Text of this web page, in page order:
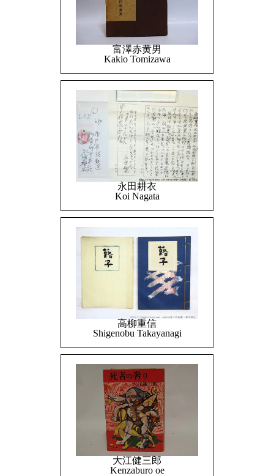
富澤赤黄男
Kakio Tomizawa
永田耕衣
Koi Nagata
高柳重信
Shigenobu Takayanagi
大江健三郎
Kenzaburo oe